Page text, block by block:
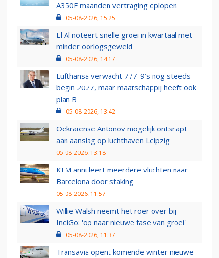
A350F maanden vertraging oplopen
05-08-2026, 15:25
El Al noteert snelle groei in kwartaal met
minder oorlogsgeweld
05-08-2026, 14:17
Lufthansa verwacht 777-9’s nog steeds
begin 2027, maar maatschappij heeft ook
plan B
05-08-2026, 13:42
Oekraïense Antonov mogelijk ontsnapt
aan aanslag op luchthaven Leipzig
05-08-2026, 13:18
KLM annuleert meerdere vluchten naar
Barcelona door staking
05-08-2026, 11:57
Willie Walsh neemt het roer over bij
IndiGo: 'op naar nieuwe fase van groei'
05-08-2026, 11:37
Transavia opent komende winter nieuwe